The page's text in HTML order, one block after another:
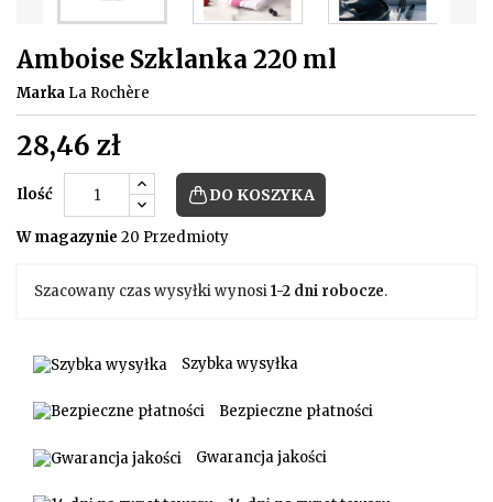
Amboise Szklanka 220 ml
Marka La Rochère
28,46 zł
Ilość DO KOSZYKA
W magazynie 20 Przedmioty
Szacowany czas wysyłki wynosi1-2 dni robocze.
Szybka wysyłka
Bezpieczne płatności
Gwarancja jakości